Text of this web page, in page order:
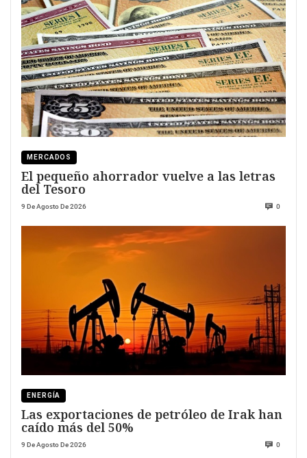
MERCADOS
El pequeño ahorrador vuelve a las letras
del Tesoro
9 De Agosto De 2026 0
ENERGÍA
Las exportaciones de petróleo de Irak han
caído más del 50%
9 De Agosto De 2026 0